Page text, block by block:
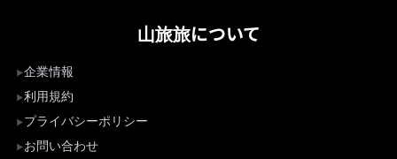
山旅旅について
企業情報
利用規約
プライバシーポリシー
お問い合わせ